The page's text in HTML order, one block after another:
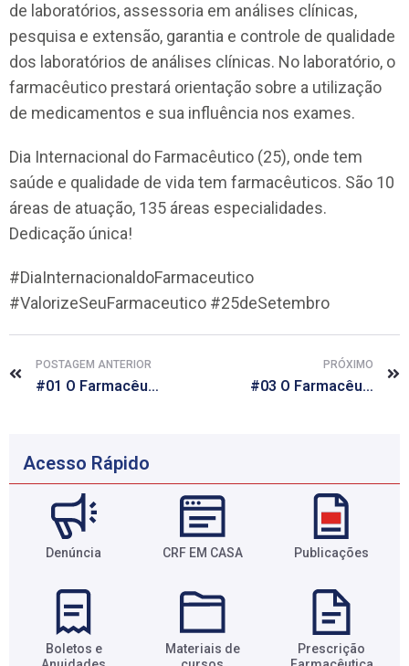
de laboratórios, assessoria em análises clínicas,
pesquisa e extensão, garantia e controle de qualidade
dos laboratórios de análises clínicas. No laboratório, o
farmacêutico prestará orientação sobre a utilização
de medicamentos e sua influência nos exames.
Dia Internacional do Farmacêutico (25), onde tem
saúde e qualidade de vida tem farmacêuticos. São 10
áreas de atuação, 135 áreas especialidades.
Dedicação única!
#DiaInternacionaldoFarmaceutico
#ValorizeSeuFarmaceutico #25deSetembro
POSTAGEM ANTERIOR
#01 O Farmacêutico fez minha vida melhor
PRÓXIMO
#03 O Farmacêutico faz minha vida melhor
Acesso Rápido
Denúncia CRF EM CASA Publicações
Boletos e
Materiais de
Prescrição